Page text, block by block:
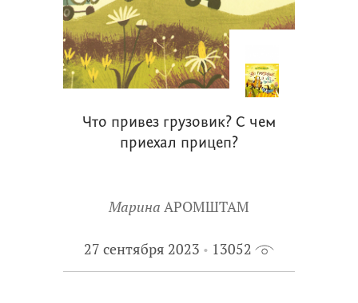
Что привез грузовик? С чем
приехал прицеп?
Марина АРОМШТАМ
27 сентября 2023 13052